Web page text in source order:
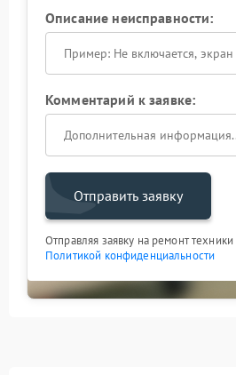
Описание неисправности:
Комментарий к заявке:
Отправить заявку
Отправляя заявку на ремонт
Политикой конфиденциальности